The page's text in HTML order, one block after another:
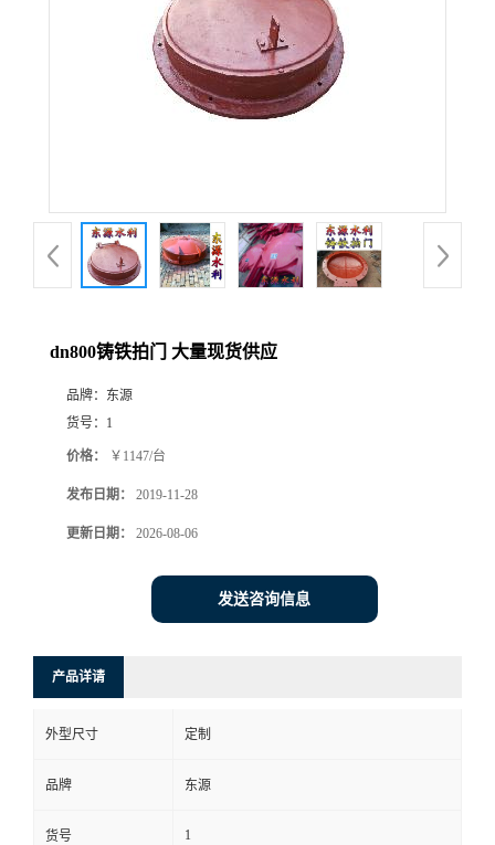
dn800铸铁拍门 大量现货供应
品牌： 东源
货号： 1
价格： ￥1147/台
发布日期： 2019-11-28
更新日期： 2026-08-06
发送咨询信息
产品详请
外型尺寸 定制
品牌 东源
货号 1